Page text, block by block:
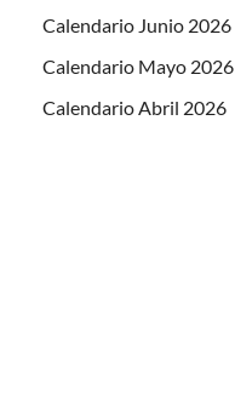
Calendario Junio 2026
Calendario Mayo 2026
Calendario Abril 2026